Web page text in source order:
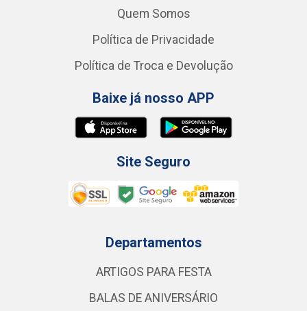
Quem Somos
Política de Privacidade
Política de Troca e Devolução
Baixe já nosso APP
Site Seguro
Departamentos
ARTIGOS PARA FESTA
BALAS DE ANIVERSÁRIO